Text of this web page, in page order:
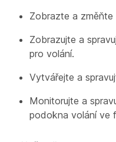
Zobrazte a změňte
Zobrazujte a
pro volání.
Vytvářejte a
Monitorujte a
podokna volání ve